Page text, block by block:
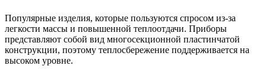
Популярные изделия, которые пользуются спросом из-за
легкости массы и повышенной теплоотдачи. Приборы
представляют собой вид многосекционной пластинчатой
конструкции, поэтому теплосбережение поддерживается на
высоком уровне.